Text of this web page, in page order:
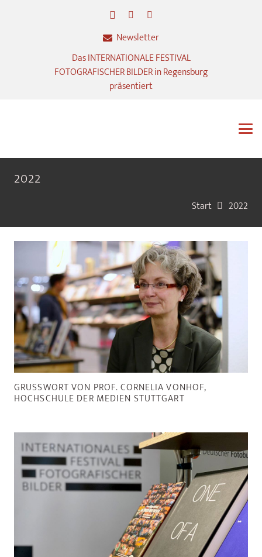
Newsletter
Das INTERNATIONALE FESTIVAL
FOTOGRAFISCHER BILDER in Regensburg
präsentiert
2022
Start 2022
GRUSSWORT VON PROF. CORNELIA VONHOF, H
OCHSCHULE DER MEDIEN STUTTGART